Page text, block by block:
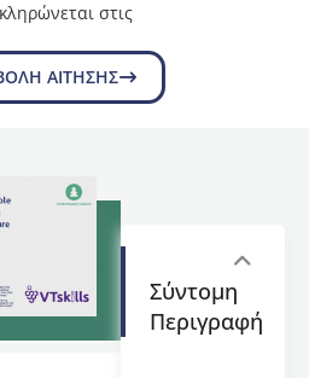
στις
ΑΊΤΗΣΗΣ
Σύντομη
Περιγραφή